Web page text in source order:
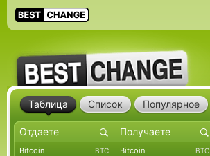
Таблица Список Популярное
Bitcoin BTC Bitcoin BTC